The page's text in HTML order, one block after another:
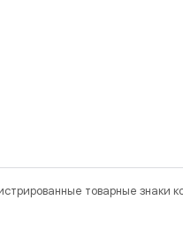
товарные знаки